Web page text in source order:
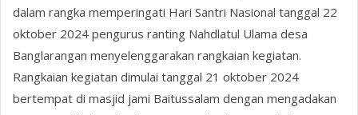
dalam rangka memperingati Hari Santri Nasional tanggal 22
oktober 2024 pengurus ranting Nahdlatul Ulama desa
Banglarangan menyelenggarakan rangkaian kegiatan.
Rangkaian kegiatan dimulai tanggal 21 oktober 2024
bertempat di masjid jami Baitussalam dengan mengadakan